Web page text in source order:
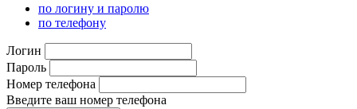
Персональные компьютеры
Моноблоки
Мониторы
Комплектующие
по логину и паролю
по телефону
Логин
Пароль
Номер телефона
Введите ваш номер телефона